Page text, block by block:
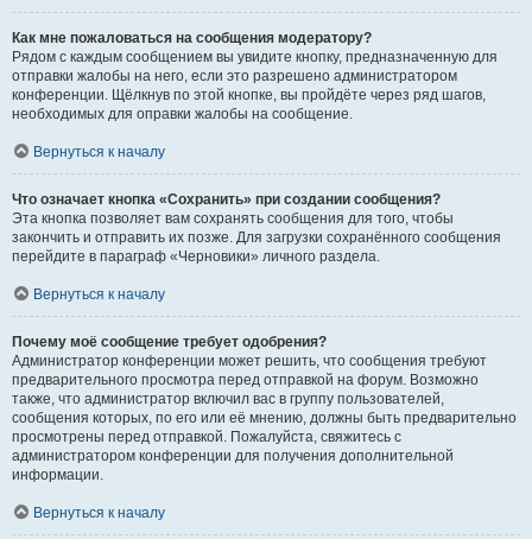
Как мне пожаловаться на сообщения модератору?
Рядом с каждым сообщением вы увидите кнопку, предназначенную для
отправки жалобы на него, если это разрешено администратором
конференции. Щёлкнув по этой кнопке, вы пройдёте через ряд шагов,
необходимых для оправки жалобы на сообщение.
Вернуться к началу
Что означает кнопка «Сохранить» при создании сообщения?
Эта кнопка позволяет вам сохранять сообщения для того, чтобы
закончить и отправить их позже. Для загрузки сохранённого сообщения
перейдите в параграф «Черновики» личного раздела.
Вернуться к началу
Почему моё сообщение требует одобрения?
Администратор конференции может решить, что сообщения требуют
предварительного просмотра перед отправкой на форум. Возможно
также, что администратор включил вас в группу пользователей,
сообщения которых, по его или её мнению, должны быть предварительно
просмотрены перед отправкой. Пожалуйста, свяжитесь с
администратором конференции для получения дополнительной
информации.
Вернуться к началу